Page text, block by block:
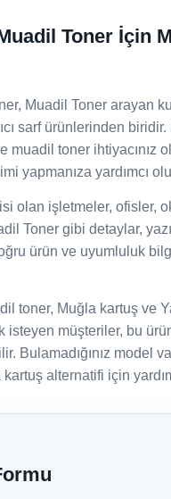
Toner İçin
Muadil Toner arayan
sarf ürünlerinden
muadil toner ihtiyacınız
yapmanıza yardımcı
olan işletmeler, ofisler,
Toner gibi detaylar,
ürün ve uyumluluk
toner, Muğla kartuş ve
isteyen müşteriler, bu
Bulamadığınız model
alternatifi için